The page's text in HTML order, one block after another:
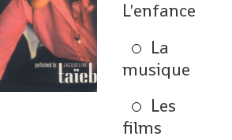
L'enfance
La
musique
Les
films